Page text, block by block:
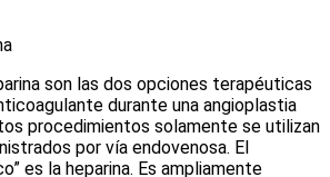
son las dos opciones terapéuticas
durante una angioplastia
procedimientos solamente se utilizan
por vía endovenosa. El
es la heparina. Es ampliamente